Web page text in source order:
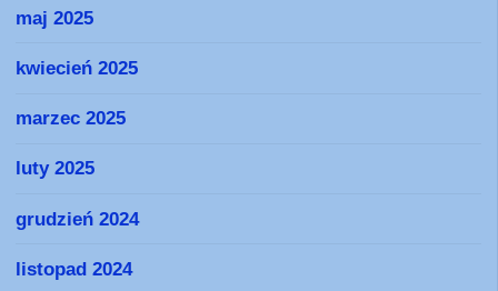
maj 2025
kwiecień 2025
marzec 2025
luty 2025
grudzień 2024
listopad 2024